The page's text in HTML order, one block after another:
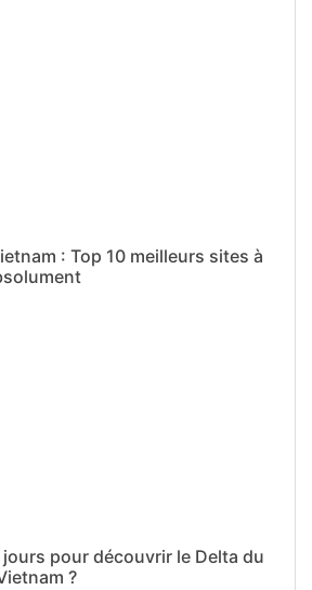
: Top 10 meilleurs sites à
pour découvrir le Delta du
?